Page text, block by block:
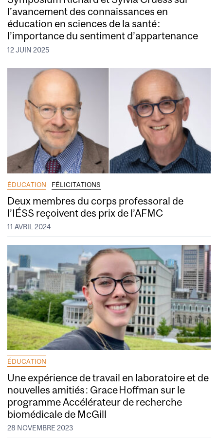
l’avancement des connaissances en
éducation en sciences de la santé :
l’importance du sentiment d’appartenance
12 JUIN 2025
ÉDUCATION FÉLICITATIONS
Deux membres du corps professoral de
l’IÉSS reçoivent des prix de l’AFMC
11 AVRIL 2024
ÉDUCATION
Une expérience de travail en laboratoire et de
nouvelles amitiés : Grace Hoffman sur le
programme Accélérateur de recherche
biomédicale de McGill
28 NOVEMBRE 2023